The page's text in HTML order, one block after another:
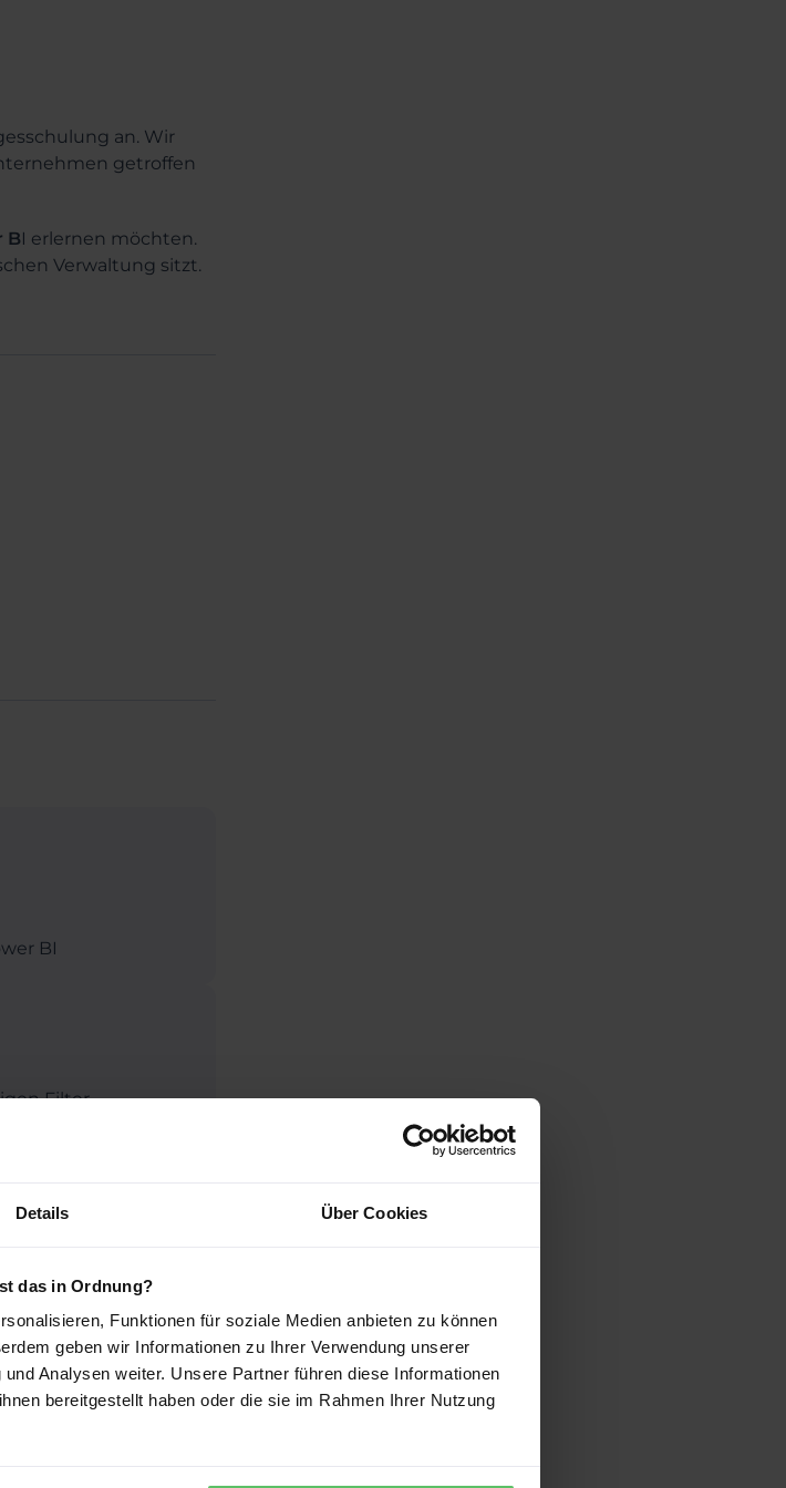
Details Über Cookies
das in Ordnung?
Funktionen für soziale Medien anbieten zu können
geben wir Informationen zu Ihrer Verwendung unserer
Analysen weiter. Unsere Partner führen diese Informationen
bereitgestellt haben oder die sie im Rahmen Ihrer Nutzung
an. Wir
getroffen
BI erlernen möchten.
Verwaltung sitzt.
BI
Filter,
Measures &